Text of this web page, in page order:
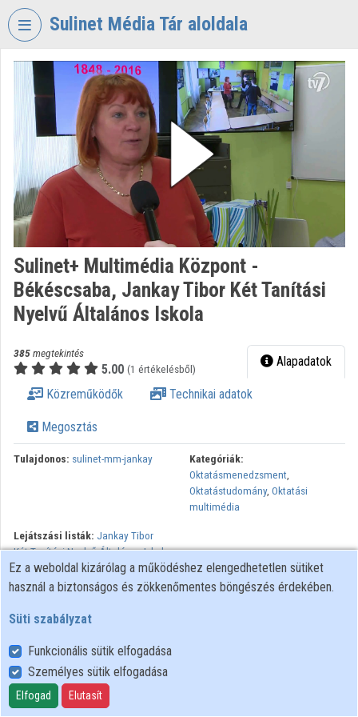
Fejléc kihagyása
Sulinet Média Tár aloldala
VIDEOTORIUM
SULINET
MÉDIA
Intézményi kezdőlap
Bejelentkezés
Kategóriák
Intézményi listák
Intézmények
Közreműködők
Sulinet+ Multimédia Központ -
Békéscsaba, Jankay Tibor Két Tanítási
Nyelvű Általános Iskola
385megtekintés
5.00 (1 értékelésből) Alapadatok
Közreműködők Technikai adatok
Megosztás
Tulajdonos: sulinet-mm-jankay
Kategóriák:
Oktatásmenedzsment,
Oktatástudomány, Oktatási
multimédia
Lejátszási listák: Jankay Tibor
Két Tanítási Nyelvű Általános Iskola
- Békéscsaba, Események,
versenyek, ünnepségek
A Nemzeti Információs Infrastruktúra Fejlesztési Intézet
szolgáltatást indított útjára. A különleges eszköznek
köszönhetően a Jankay Tibor általános iskolában a tanórákat
élőben közvetíthetik és videóra rögzíthetik, amelyet a
pedagógusok, a szülők és a diákok is visszanézhetnek. Emellett
Ez a weboldal kizárólag a működéshez elengedhetetlen sütiket
használ a biztonságos és zökkenőmentes böngészés érdekében.
Süti szabályzat
Funkcionális sütik elfogadása
Személyes sütik elfogadása
Elfogad Elutasít